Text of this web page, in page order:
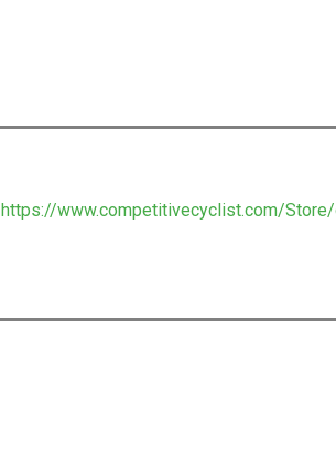
https://www.competitivecyclist.com/